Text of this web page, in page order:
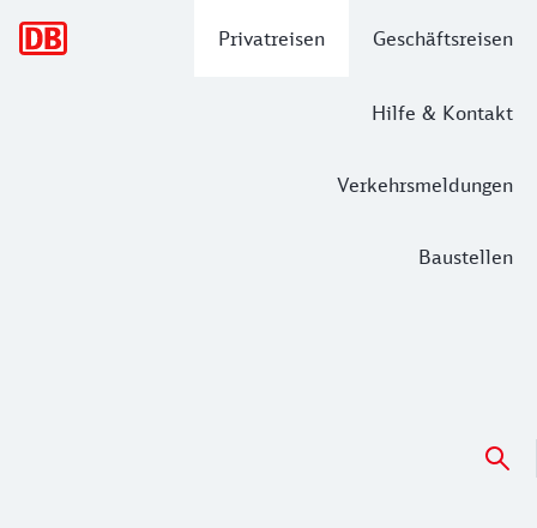
Privatreisen Geschäftsreisen
Hilfe & Kontakt
Verkehrsmeldungen
Baustellen